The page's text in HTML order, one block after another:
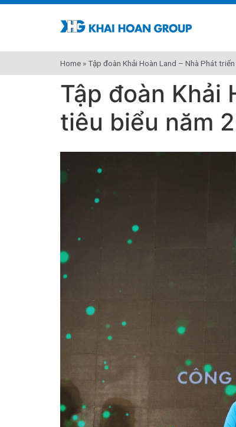
Home »Tập đoàn Khải Hoàn Land – Nhà Phát
Tập đoàn Khải
tiêu biểu năm